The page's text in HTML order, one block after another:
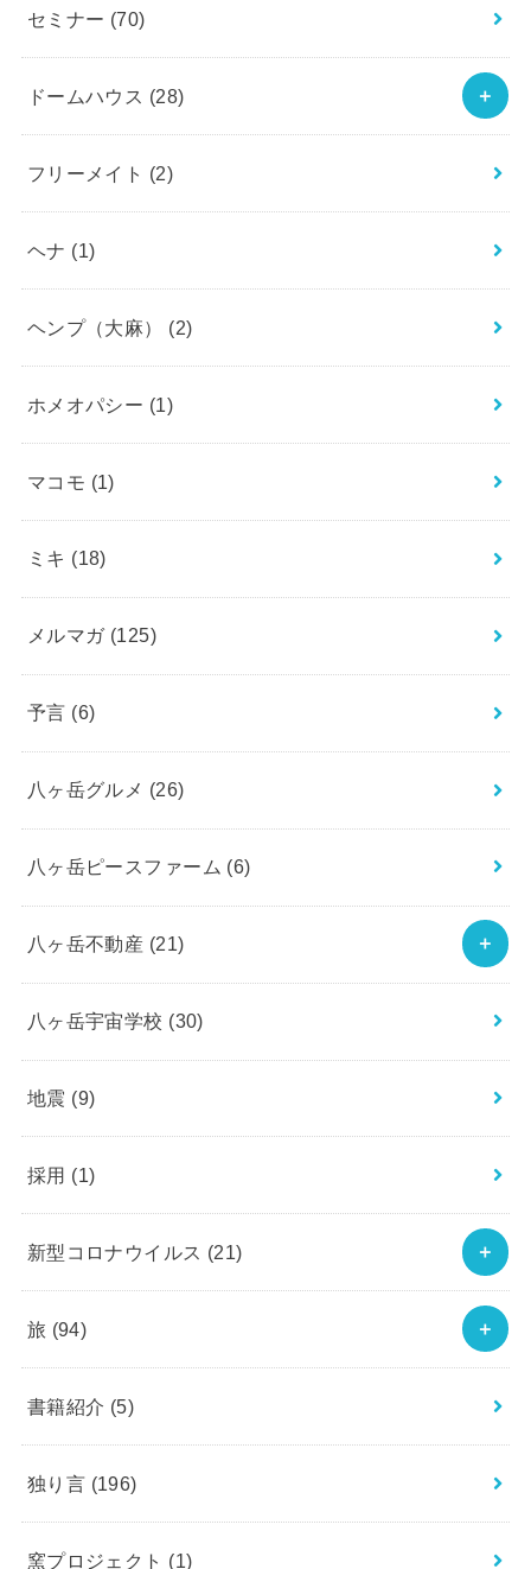
セミナー (70)
ドームハウス (28)
フリーメイト (2)
ヘナ (1)
ヘンプ（大麻） (2)
ホメオパシー (1)
マコモ (1)
ミキ (18)
メルマガ (125)
予言 (6)
八ヶ岳グルメ (26)
八ヶ岳ピースファーム (6)
八ヶ岳不動産 (21)
八ヶ岳宇宙学校 (30)
地震 (9)
採用 (1)
新型コロナウイルス (21)
旅 (94)
書籍紹介 (5)
独り言 (196)
窯プロジェクト (1)